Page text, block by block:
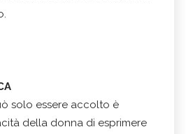
solo essere accolto è
della donna di esprimere